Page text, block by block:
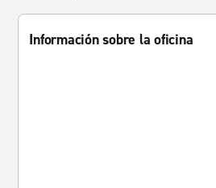
Información sobre la oficina